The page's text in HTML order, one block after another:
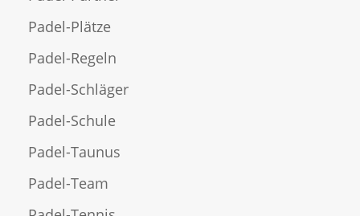
Padel-Plätze
Padel-Regeln
Padel-Schläger
Padel-Schule
Padel-Taunus
Padel-Team